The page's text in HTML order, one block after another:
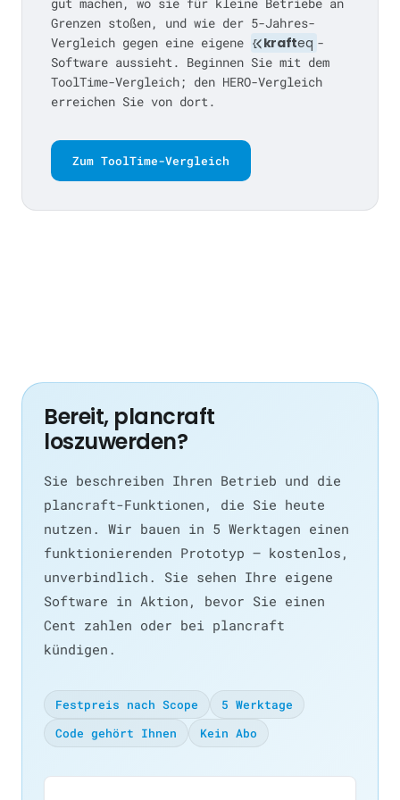
Grenzen stoßen, und wie der 5-Jahres-
Vergleich gegen eine eigene
krafteq -
Software aussieht. Beginnen Sie mit dem
ToolTime-Vergleich; den HERO-Vergleich
erreichen Sie von dort.
Zum ToolTime-Vergleich
Bereit, plancraft
loszuwerden?
Sie beschreiben Ihren Betrieb und die
plancraft-Funktionen, die Sie heute
nutzen. Wir bauen in 5 Werktagen einen
funktionierenden Prototyp — kostenlos,
unverbindlich. Sie sehen Ihre eigene
Software in Aktion, bevor Sie einen
Cent zahlen oder bei plancraft
kündigen.
Festpreis nach Scope
5 Werktage
Code gehört Ihnen
Kein Abo